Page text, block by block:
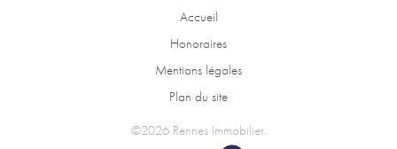
Accueil
Honoraires
Mentions légales
Plan du site
©2026 Rennes Immobilier.